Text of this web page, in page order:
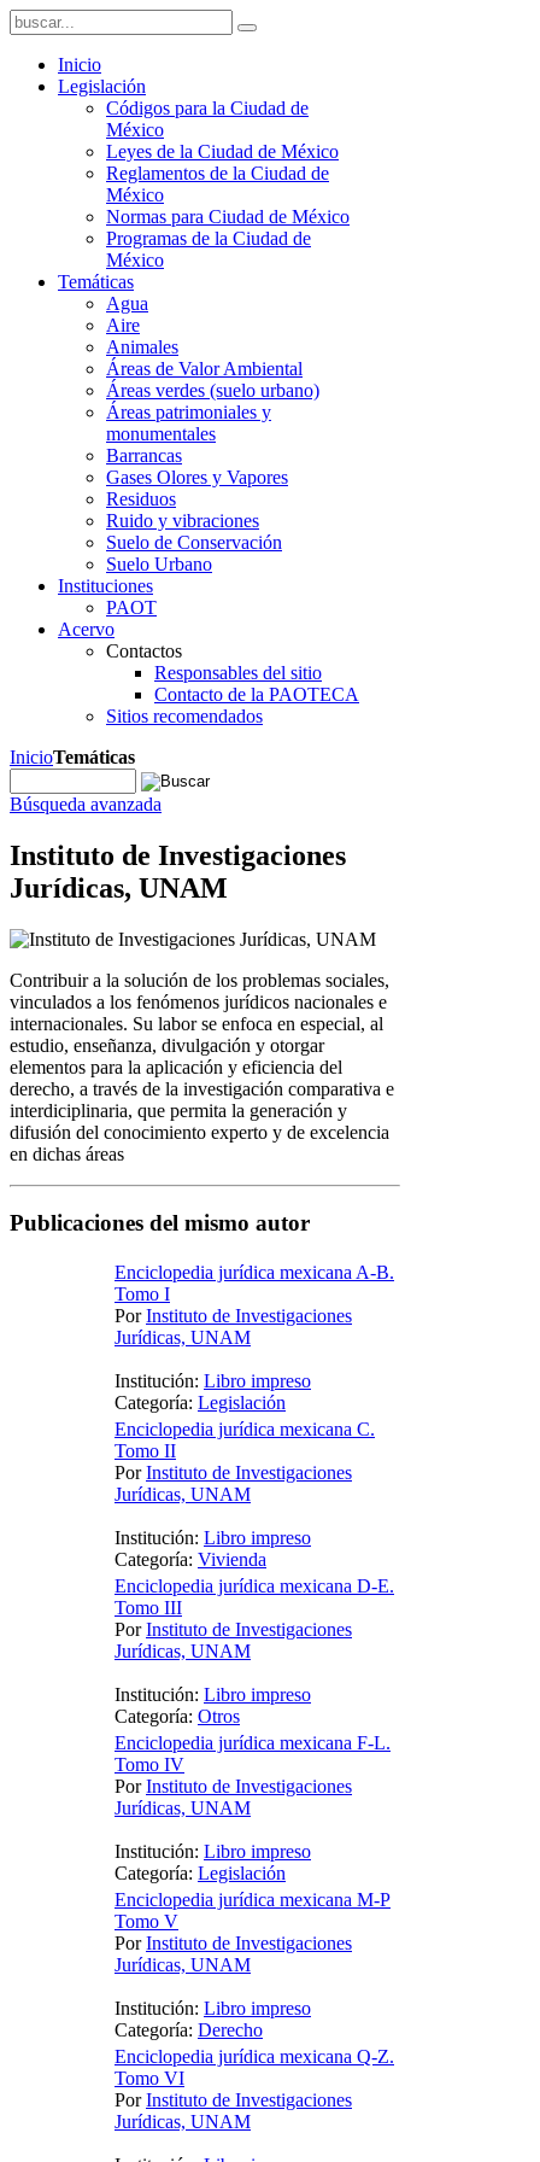
Inicio
Legislación
Códigos para la Ciudad de
México
Leyes de la Ciudad de México
Reglamentos de la Ciudad de
México
Normas para Ciudad de México
Programas de la Ciudad de
México
Temáticas
Agua
Aire
Animales
Áreas de Valor Ambiental
Áreas verdes (suelo urbano)
Áreas patrimoniales y
monumentales
Barrancas
Gases Olores y Vapores
Residuos
Ruido y vibraciones
Suelo de Conservación
Suelo Urbano
Instituciones
PAOT
Acervo
Contactos
Responsables del sitio
Contacto de la PAOTECA
Sitios recomendados
InicioTemáticas
Búsqueda avanzada
Instituto de Investigaciones
Jurídicas, UNAM
Contribuir a la solución de los problemas sociales,
vinculados a los fenómenos jurídicos nacionales e
internacionales. Su labor se enfoca en especial, al
estudio, enseñanza, divulgación y otorgar
elementos para la aplicación y eficiencia del
derecho, a través de la investigación comparativa e
interdiciplinaria, que permita la generación y
difusión del conocimiento experto y de excelencia
en dichas áreas
Publicaciones del mismo autor
Enciclopedia jurídica mexicana A-B.
Tomo I
PorInstituto de Investigaciones
Jurídicas, UNAM
Institución: Libro impreso
Categoría: Legislación
Enciclopedia jurídica mexicana C.
Tomo II
PorInstituto de Investigaciones
Jurídicas, UNAM
Institución: Libro impreso
Categoría: Vivienda
Enciclopedia jurídica mexicana D-E.
Tomo III
PorInstituto de Investigaciones
Jurídicas, UNAM
Institución: Libro impreso
Categoría: Otros
Enciclopedia jurídica mexicana F-L.
Tomo IV
PorInstituto de Investigaciones
Jurídicas, UNAM
Institución: Libro impreso
Categoría: Legislación
Enciclopedia jurídica mexicana M-P
Tomo V
PorInstituto de Investigaciones
Jurídicas, UNAM
Institución: Libro impreso
Categoría: Derecho
Enciclopedia jurídica mexicana Q-Z.
Tomo VI
PorInstituto de Investigaciones
Jurídicas, UNAM